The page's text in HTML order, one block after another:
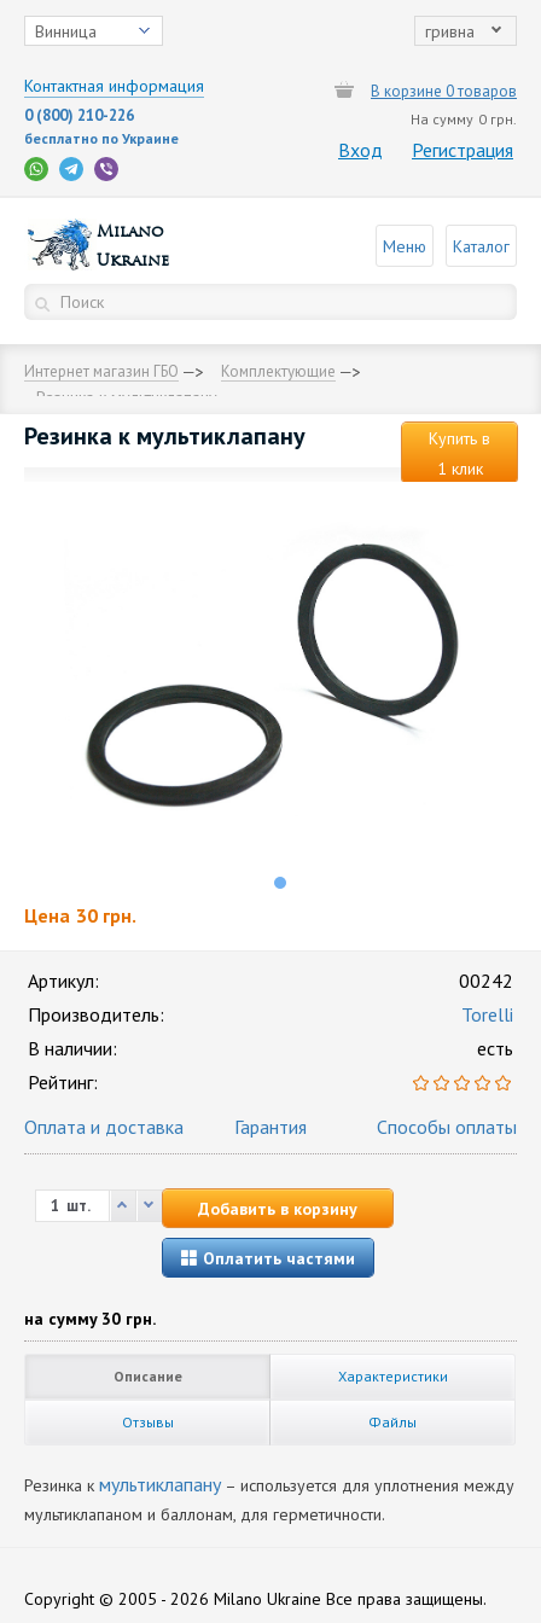
Винница гривна
Контактная информация
0 (800) 210-226
бесплатно по Украине
В корзине 0 товаров
На сумму 0 грн.
Вход Регистрация
Milano
Ukraine
Меню Каталог
Интернет магазин ГБО Комплектующие
Резинка к мультиклапану
Резинка к мультиклапану
Купить в
1 клик
Цена 30 грн.
Артикул:
00242
Производитель:
Torelli
В наличии:
есть
Рейтинг:
Оплата и доставка
Гарантия Способы оплаты
шт. Добавить в корзину
Оплатить частями
на сумму 30 грн.
Описание Характеристики
Отзывы Файлы
Резинка к мультиклапану– используется для уплотнения между
мультиклапаном и баллонам, для герметичности.
Производитель
Copyright © 2005 - 2026 Milano Ukraine Все права защищены.